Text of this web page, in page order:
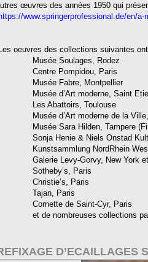
œuvres des années 1950 qui
www.springerprofessional.de/en/
oeuvres des collections suivantes
Musée Soulages, Rodez
Centre Pompidou, Paris
Musée Fabre, Montpellier
Musée d’Art moderne, Saint
Les Abattoirs, Toulouse
Musée d’Art moderne de la
Musée Sara Hilden, Tampere
Sonja Henie & Niels Onstad
Kunstsammlung NordRhein
Galerie Levy-Gorvy, New York
Sotheby’s, Paris
Christie’s, Paris
Tajan, Paris
Cornette de Saint-Cyr, Paris
et de nombreuses collections
D’ECAILLAGES